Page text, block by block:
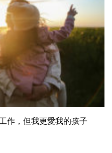
作，但我更愛我的孩子